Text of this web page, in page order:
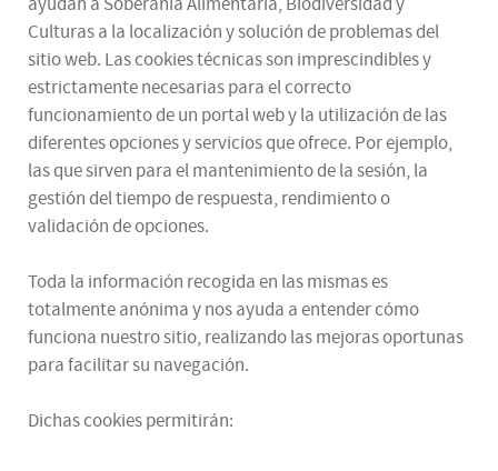
Culturas a la localización y solución de problemas del
sitio web. Las cookies técnicas son imprescindibles y
estrictamente necesarias para el correcto
funcionamiento de un portal web y la utilización de las
diferentes opciones y servicios que ofrece. Por ejemplo,
las que sirven para el mantenimiento de la sesión, la
gestión del tiempo de respuesta, rendimiento o
validación de opciones.
Toda la información recogida en las mismas es
totalmente anónima y nos ayuda a entender cómo
funciona nuestro sitio, realizando las mejoras oportunas
para facilitar su navegación.
Dichas cookies permitirán: